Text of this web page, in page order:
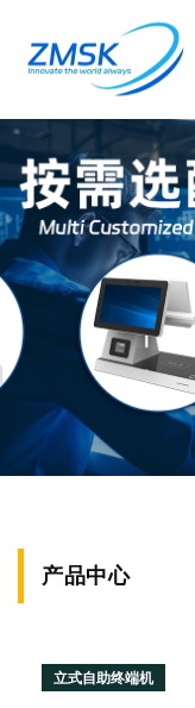
产品中心
立式自助终端机